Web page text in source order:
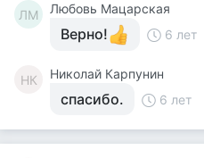
ЛМ Любовь Мацарская
Верно! 6 лет
НК Николай Карпунин
спасибо. 6 лет